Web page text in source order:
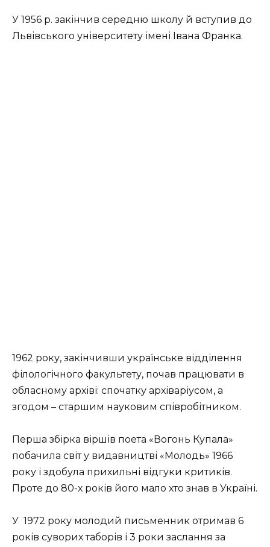
У 1956 р. закін­чив середню школу й вступив до
Львівського університету імені Івана Франка.
1962 року, закінчивши українське відділення
філологічного факультету, почав працювати в
обласному архіві: спочатку архіва­ріусом, а
згодом – старшим науковим співробітником.
Перша збірка віршів поета «Вогонь Купала»
побачила світ у видавництві «Молодь» 1966
року і здобула прихильні відгуки критиків.
Проте до 80-х років його мало хто знав в Україні.
У 1972 року молодий письменник отримав 6
років суворих таборів і 3 роки заслання за